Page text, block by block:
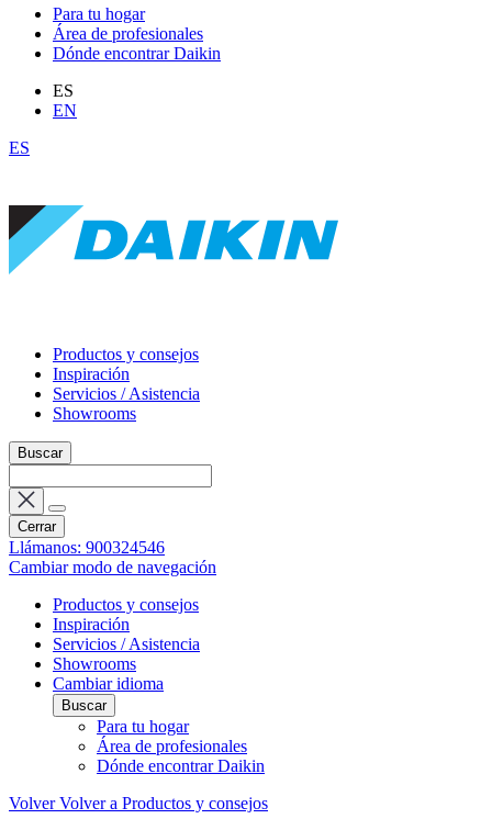
Para tu hogar
Área de profesionales
Dónde encontrar Daikin
ES
EN
ES
Productos y consejos
Inspiración
Servicios / Asistencia
Showrooms
Buscar
Cerrar
Llámanos: 900324546
Cambiar modo de navegación
Productos y consejos
Inspiración
Servicios / Asistencia
Showrooms
Cambiar idioma
Buscar
Para tu hogar
Área de profesionales
Dónde encontrar Daikin
Volver Volver a Productos y consejos